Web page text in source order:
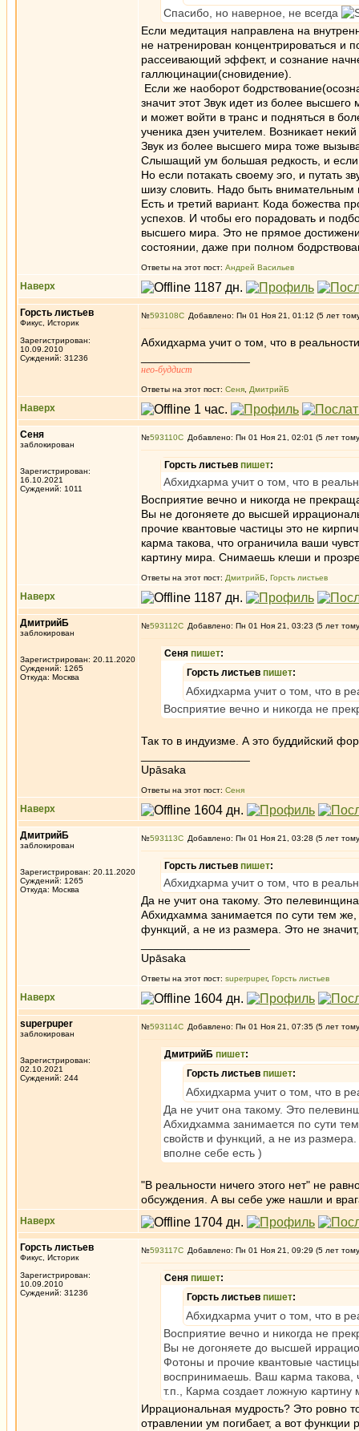
Спасибо, но наверное, не всегда
Если медитация направлена на
не натренирован концентрироваться и
рассеивающий эффект, и сознание
галлюцинации(сновидение).
Если же наоборот
значит этот Звук идет из более
и может войти в транс и подняться в
ученика дзен учителем. Возникает
Звук из более высшего мира тоже
Слышащий ум большая редкость, и если
Но если потакать своему эго, и путать
шизу словить. Надо быть внимательным
Есть и третий вариант. Кода божества
успехов. И чтобы его порадовать и
высшего мира. Это не прямое
состоянии, даже при полном
Ответы на этот пост: Андрей Васильев
Наверх
Горсть листьев
Фикус, Историк
Зарегистрирован:
10.09.2010
Суждений: 31236
№593108 Добавлено: Пн 01 Ноя 21, 01:12 (5 лет
Абхидхарма учит о том, что в реальности
нео-буддист
Ответы на этот пост: Сеня ДмитрийБ
Наверх
Сеня
заблокирован
Зарегистрирован:
16.10.2021
Суждений: 1011
№593110 Добавлено: Пн 01 Ноя 21, 02:01 (5 лет
Горсть листьев пишет:
Абхидхарма учит о том, что в
Восприятие вечно и никогда не
Вы не догоняете до высшей
прочие квантовые частицы это не
карма такова, что ограничила ваши
картину мира. Снимаешь клеши и
Ответы на этот пост: ДмитрийБ Горсть листьев
Наверх
ДмитрийБ
заблокирован
Зарегистрирован: 20.11.2020
Суждений: 1265
Откуда: Москва
№593112 Добавлено: Пн 01 Ноя 21, 03:23 (5 лет
Сеня пишет:
Горсть листьев пишет:
Абхидхарма учит о том, что в
Восприятие вечно и никогда не
Так то в индуизме. А это буддийский
Upāsaka
Ответы на этот пост: Сеня
Наверх
ДмитрийБ
заблокирован
Зарегистрирован: 20.11.2020
Суждений: 1265
Откуда: Москва
№593113 Добавлено: Пн 01 Ноя 21, 03:28 (5 лет
Горсть листьев пишет:
Абхидхарма учит о том, что в
Да не учит она такому. Это
Абхидхамма занимается по сути тем же,
функций, а не из размера. Это не
Upāsaka
Ответы на этот пост: superpuper, Горсть листьев
Наверх
superpuper
заблокирован
Зарегистрирован:
02.10.2021
Суждений: 244
№593114 Добавлено: Пн 01 Ноя 21, 07:35 (5 лет
ДмитрийБ пишет:
Горсть листьев пишет:
Абхидхарма учит о том, что в
Да не учит она такому. Это
Абхидхамма занимается по сути
свойств и функций, а не из
вполне себе есть )
"В реальности ничего этого нет" не
обсуждения. А вы себе уже нашли и
Наверх
Горсть листьев
Фикус, Историк
Зарегистрирован:
10.09.2010
Суждений: 31236
№593117 Добавлено: Пн 01 Ноя 21, 09:29 (5 лет
Сеня пишет:
Горсть листьев пишет:
Абхидхарма учит о том, что в
Восприятие вечно и никогда не
Вы не догоняете до высшей
Фотоны и прочие квантовые
воспринимаешь. Ваш карма такова,
т.п., Карма создает ложную
Иррациональная мудрость? Это ровно
отравлении ум погибает, а вот функции